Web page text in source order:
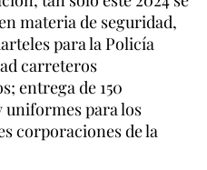
materia de seguridad,
para la Policía
carreteros
entrega de 150
uniformes para los
corporaciones de la